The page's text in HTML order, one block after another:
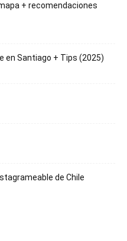
+ recomendaciones
en Santiago + Tips (2025)
de Chile